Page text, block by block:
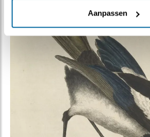
Aanpassen